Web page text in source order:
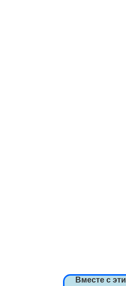
Вместе с